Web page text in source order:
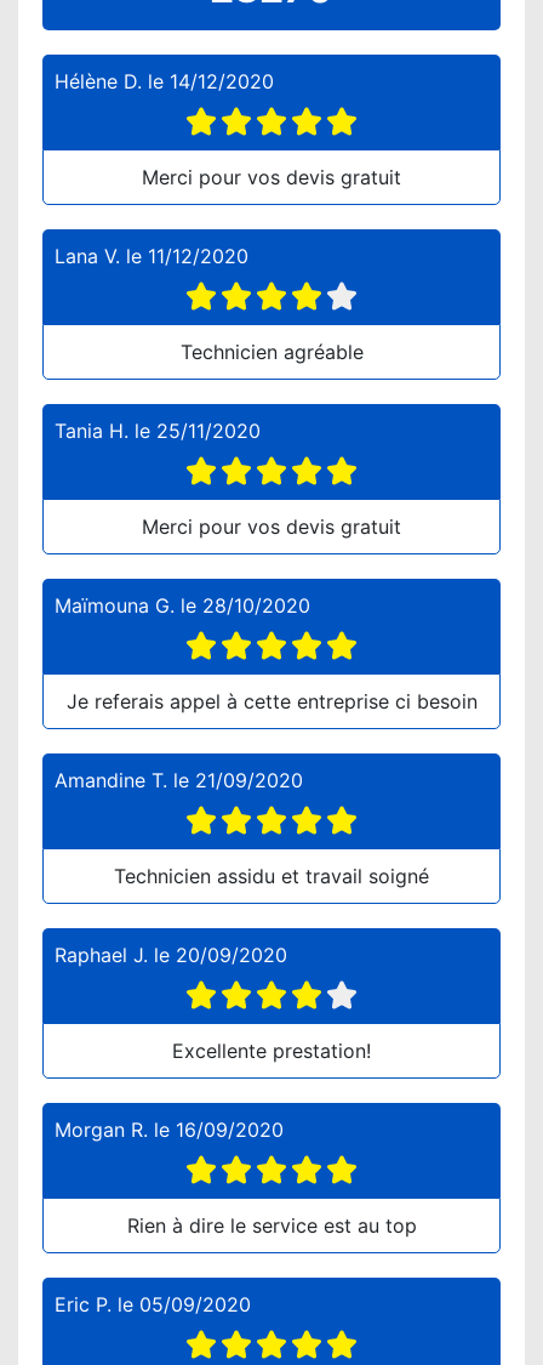
Hélène D. le 14/12/2020
Merci pour vos devis gratuit
Lana V. le 11/12/2020
Technicien agréable
Tania H. le 25/11/2020
Merci pour vos devis gratuit
Maïmouna G. le 28/10/2020
Je referais appel à cette entreprise ci besoin
Amandine T. le 21/09/2020
Technicien assidu et travail soigné
Raphael J. le 20/09/2020
Excellente prestation!
Morgan R. le 16/09/2020
Rien à dire le service est au top
Eric P. le 05/09/2020